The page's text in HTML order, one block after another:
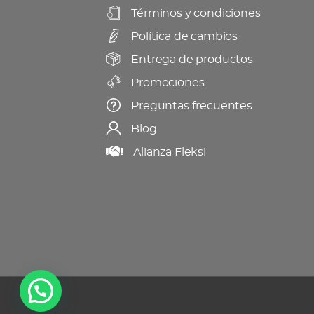
en
la
página
de
producto
Términos y condiciones
Política de cambios
Entrega de productos
Promociones
Preguntas frecuentes
Blog
Alianza Fleksi